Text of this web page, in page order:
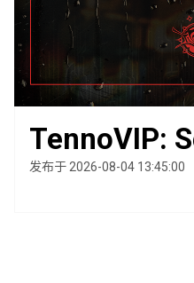
TennoVIP:
发布于 2026-08-04 13:45:00